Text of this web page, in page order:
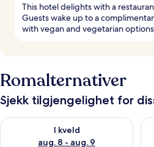
This hotel delights with a
Guests wake up to a
with vegan and vegetarian options
Romalternativer
Sjekk tilgjengelighet for
I kveld
aug. 8 - aug. 9
Sjekk tilgjengelighet for i kveld,